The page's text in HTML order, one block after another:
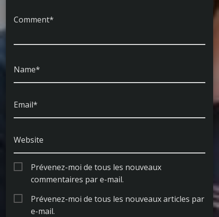
Comment*
Name*
Email*
Website
Prévenez-moi de tous les nouveaux
commentaires par e-mail.
Prévenez-moi de tous les nouveaux articles par
e-mail.